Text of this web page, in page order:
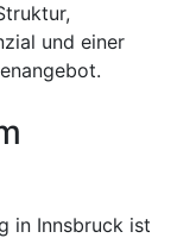
und einer
in Innsbruck ist